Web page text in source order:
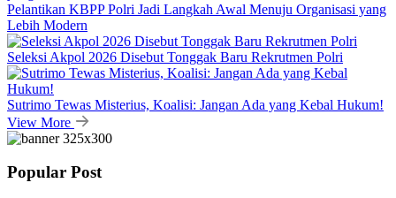
Pelantikan KBPP Polri Jadi Langkah Awal Menuju Organisasi yang
Lebih Modern
Seleksi Akpol 2026 Disebut Tonggak Baru Rekrutmen Polri
Sutrimo Tewas Misterius, Koalisi: Jangan Ada yang Kebal Hukum!
View More
Popular Post